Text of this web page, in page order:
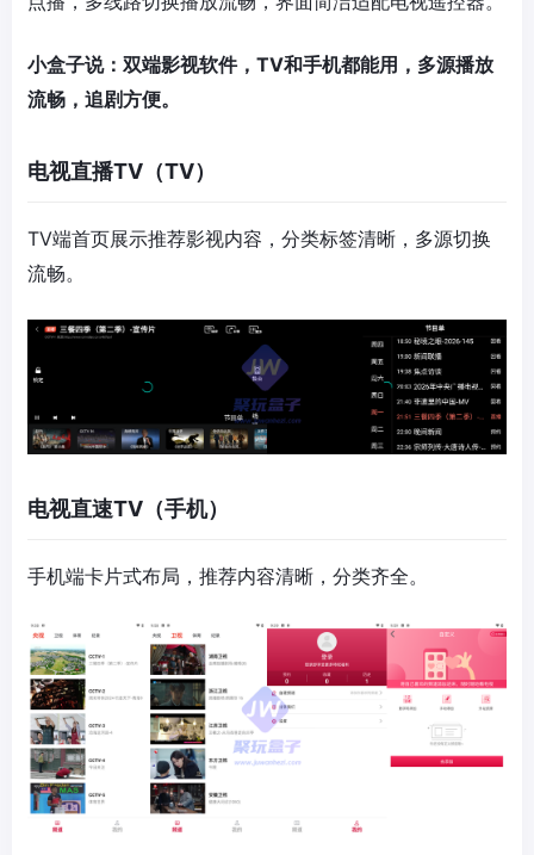
小盒子说：双端影视软件，TV和手机都能用，多源播放
流畅，追剧方便。
电视直播TV（TV）
TV端首页展示推荐影视内容，分类标签清晰，多源切换
流畅。
电视直速TV（手机）
手机端卡片式布局，推荐内容清晰，分类齐全。